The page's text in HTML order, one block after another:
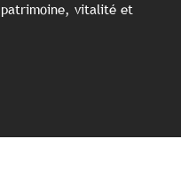
vitalité et